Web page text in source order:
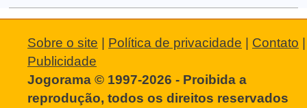
Sobre o site | Política de privacidade | Contato |
Publicidade
Jogorama © 1997-2026 - Proibida a
reprodução, todos os direitos reservados